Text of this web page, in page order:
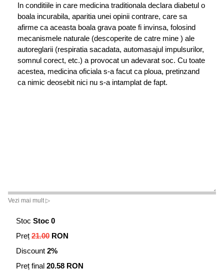
In conditiile in care medicina traditionala declara diabetul o
boala incurabila, aparitia unei opinii contrare, care sa
afirme ca aceasta boala grava poate fi invinsa, folosind
mecanismele naturale (descoperite de catre mine ) ale
autoreglarii (respiratia sacadata, automasajul impulsurilor,
somnul corect, etc.) a provocat un adevarat soc. Cu toate
acestea, medicina oficiala s-a facut ca ploua, pretinzand
ca nimic deosebit nici nu s-a intamplat de fapt.
Vezi mai mult ▷
Stoc Stoc 0
Preț 21.00 RON
Discount 2%
Preț final 20.58 RON